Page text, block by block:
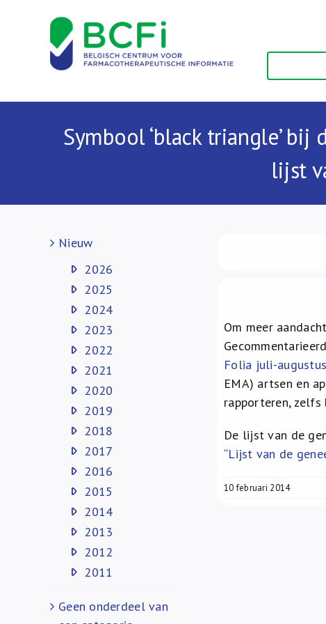
Symbool ‘black triangle’
lijst
Om meer
Folia juli-
EMA) artsen en
rapporteren,
De lijst van de
“Lijst van de
10 februari 2014
Nieuw
2026
2025
2024
2023
2022
2021
2020
2019
2018
2017
2016
2015
2014
2013
2012
2011
Geen onderdeel van